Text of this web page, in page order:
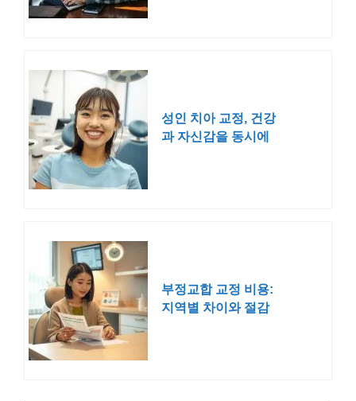
성인 치아 교정, 건강
과 자신감을 동시에
부정교합 교정 비용:
지역별 차이와 절감